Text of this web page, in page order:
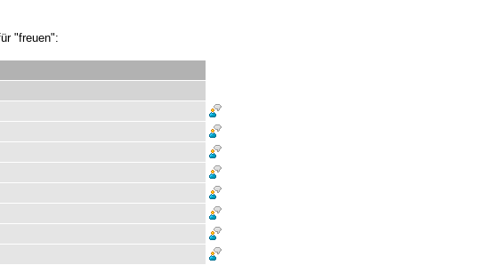
"freuen":